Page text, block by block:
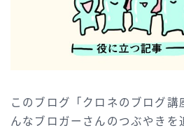
このブログ「クロネのブログ講
んなブロガーさんのつぶやきを